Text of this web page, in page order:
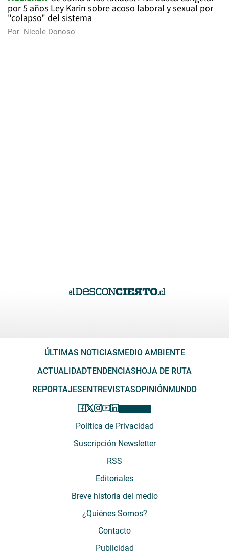
por 5 años Ley Karin sobre acoso laboral y sexual por
"colapso" del sistema
Por Nicole Donoso
ÚLTIMAS NOTICIAS MEDIO AMBIENTE
ACTUALIDADTENDENCIAS HOJA DE RUTA
REPORTAJES ENTREVISTASOPINIÓN MUNDO
Política de Privacidad
Suscripción Newsletter
RSS
Editoriales
Breve historia del medio
¿Quiénes Somos?
Contacto
Publicidad